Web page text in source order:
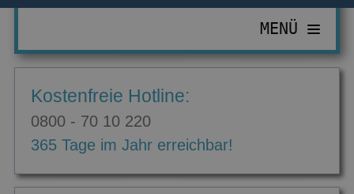
PRIVATDETEKTIV
WIRTSCHAFTSDETEKTIV
ZUR ÜBERSICHT
EINSATZGEBIETE
INFORMATIONEN
MENÜ
Kostenfreie Hotline:
0800 - 70 10 220
365 Tage im Jahr erreichbar!